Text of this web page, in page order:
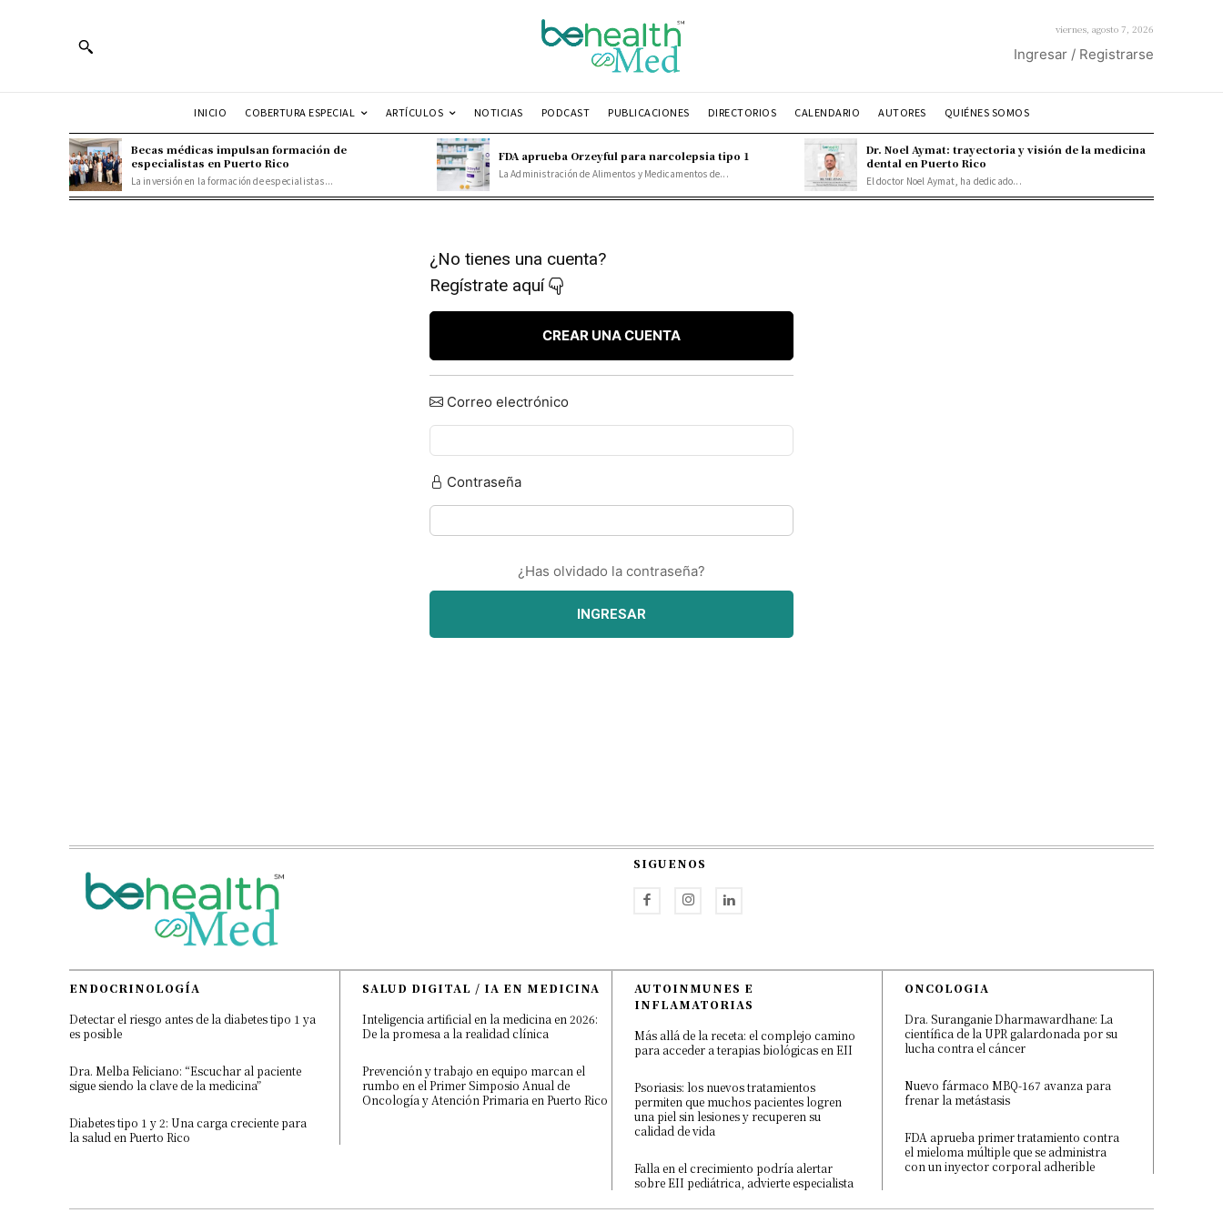
viernes, agosto 7, 2026
Ingresar / Registrarse
INICIO COBERTURA ESPECIAL ARTÍCULOS NOTICIAS PODCAST PUBLICACIONES DIRECTORIOS CALENDARIO AUTORES QUIÉNES SOMOS
Becas médicas impulsan formación de
especialistas en Puerto Rico
La inversión en la formación de especialistas...
FDA aprueba Orzeyful para narcolepsia tipo 1
La Administración de Alimentos y Medicamentos de...
Dr. Noel Aymat: trayectoria y visión de la medicina
dental en Puerto Rico
El doctor Noel Aymat, ha dedicado...
¿No tienes una cuenta?
Regístrate aquí
CREAR UNA CUENTA
Correo electrónico
Contraseña
¿Has olvidado la contraseña?
SIGUENOS
ENDOCRINOLOGÍA
Detectar el riesgo antes de la diabetes tipo 1 ya
es posible
Dra. Melba Feliciano: “Escuchar al paciente
sigue siendo la clave de la medicina”
Diabetes tipo 1 y 2: Una carga creciente para
la salud en Puerto Rico
SALUD DIGITAL / IA EN MEDICINA
Inteligencia artificial en la medicina en 2026:
De la promesa a la realidad clínica
Prevención y trabajo en equipo marcan el
rumbo en el Primer Simposio Anual de
Oncología y Atención Primaria en Puerto Rico
AUTOINMUNES E
INFLAMATORIAS
Más allá de la receta: el complejo camino
para acceder a terapias biológicas en EII
Psoriasis: los nuevos tratamientos
permiten que muchos pacientes logren
una piel sin lesiones y recuperen su
calidad de vida
Falla en el crecimiento podría alertar
sobre EII pediátrica, advierte especialista
ONCOLOGIA
Dra. Suranganie Dharmawardhane: La
científica de la UPR galardonada por su
lucha contra el cáncer
Nuevo fármaco MBQ-167 avanza para
frenar la metástasis
FDA aprueba primer tratamiento contra
el mieloma múltiple que se administra
con un inyector corporal adherible